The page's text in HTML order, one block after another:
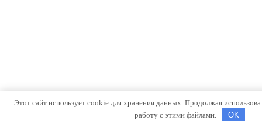
Этот сайт использует cookie для хранения данных. Продолжая
работу с этими файлами.
OK